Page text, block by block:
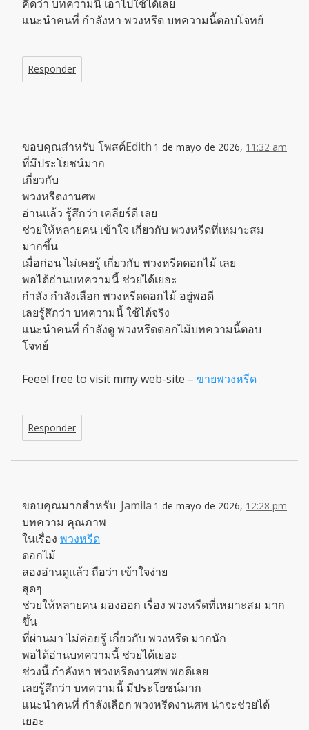
คิดว่า บทความนี้ เอาไปใช้ได้เลย
แนะนำคนที่ กำลังหา พวงหรีด บทความนี้ตอบโจทย์
Responder
Edith 1 de mayo de 2026, 11:32 am
ขอบคุณสำหรับ โพสต์
ที่มีประโยชน์มาก
เกี่ยวกับ
พวงหรีดงานศพ
อ่านแล้ว รู้สึกว่า เคลียร์ดี เลย
ช่วยให้หลายคน เข้าใจ เกี่ยวกับ พวงหรีดที่เหมาะสม
มากขึ้น
เมื่อก่อน ไม่เคยรู้ เกี่ยวกับ พวงหรีดดอกไม้ เลย
พอได้อ่านบทความนี้ ช่วยได้เยอะ
กำลัง กำลังเลือก พวงหรีดดอกไม้ อยู่พอดี
เลยรู้สึกว่า บทความนี้ ใช้ได้จริง
แนะนำคนที่ กำลังดู พวงหรีดดอกไม้บทความนี้ตอบ
โจทย์
Feeel free to visit mmy web-site – ขายพวงหรีด
Responder
Jamila 1 de mayo de 2026, 12:28 pm
ขอบคุณมากสำหรับ
บทความ คุณภาพ
ในเรื่อง พวงหรีด
ดอกไม้
ลองอ่านดูแล้ว ถือว่า เข้าใจง่าย
สุดๆ
ช่วยให้หลายคน มองออก เรื่อง พวงหรีดที่เหมาะสม มาก
ขึ้น
ที่ผ่านมา ไม่ค่อยรู้ เกี่ยวกับ พวงหรีด มากนัก
พอได้อ่านบทความนี้ ช่วยได้เยอะ
ช่วงนี้ กำลังหา พวงหรีดงานศพ พอดีเลย
เลยรู้สึกว่า บทความนี้ มีประโยชน์มาก
แนะนำคนที่ กำลังเลือก พวงหรีดงานศพ น่าจะช่วยได้
เยอะ